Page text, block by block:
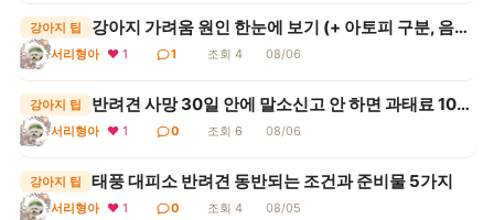
강아지 팁 강아지 가려움 원인 한눈에 보기 (+ 아토피 구분, 음식 알레르기, 제한식이 8주, 병원 갈 시점)
서리형아 ❤ 1 1 조회 4 08/06
강아지 팁 반려견 사망 30일 안에 말소신고 안 하면 과태료 10만원
서리형아 ❤ 1 0 조회 6 08/06
강아지 팁 태풍 대피소 반려견 동반되는 조건과 준비물 5가지
서리형아 ❤ 1 0 조회 4 08/05